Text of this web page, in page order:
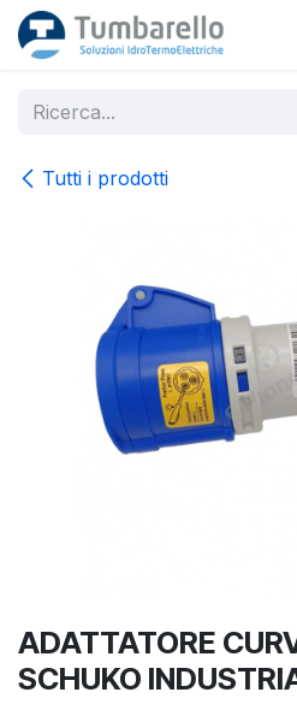
Passa al contenuto
Tutti i prodotti
ADATTATORE
SCHUKO